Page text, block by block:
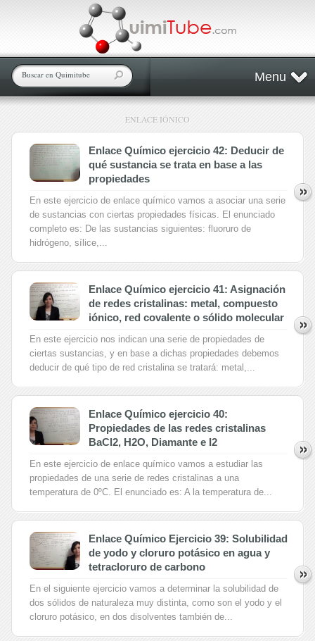
Menu
ENLACE IÓNICO
Enlace Químico ejercicio 42: Deducir de
qué sustancia se trata en base a las
propiedades
En este ejercicio de enlace químico vamos a asociar una serie
de sustancias con ciertas propiedades físicas. El enunciado
completo es: De las sustancias siguientes: fluoruro de
hidrógeno, sílice,...
Enlace Químico ejercicio 41: Asignación
de redes cristalinas: metal, compuesto
iónico, red covalente o sólido molecular
En este ejercicio nos indican una serie de propiedades de
ciertas sustancias, y en base a dichas propiedades debemos
deducir de qué tipo de red cristalina se tratará: metal,...
Enlace Químico ejercicio 40:
Propiedades de las redes cristalinas
BaCl2, H2O, Diamante e I2
En este ejercicio de enlace químico vamos a estudiar las
propiedades de una serie de redes cristalinas a una
temperatura de 0ºC. El enunciado es: A la temperatura de...
Enlace Químico Ejercicio 39: Solubilidad
de yodo y cloruro potásico en agua y
tetracloruro de carbono
En el siguiente ejercicio vamos a determinar la solubilidad de
dos sólidos de naturaleza muy distinta, como son el yodo y el
cloruro potásico, en dos disolventes también de...